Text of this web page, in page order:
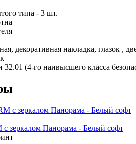
типа - 3 шт.
декоративная накладка, глазок ,
(4-го наивысшего класса
с зеркалом Панорама - Белый софт